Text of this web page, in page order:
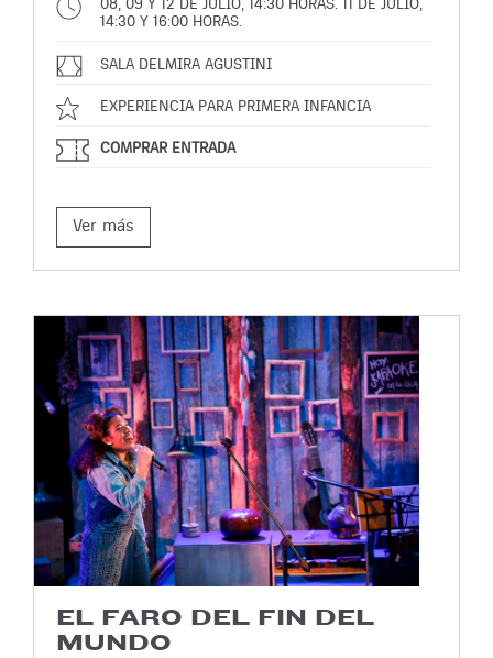
08, 09 Y 12 DE JULIO, 14:30 HORAS. 11 DE JULIO,
14:30 Y 16:00 HORAS.
SALA DELMIRA AGUSTINI
EXPERIENCIA PARA PRIMERA INFANCIA
COMPRAR ENTRADA
Ver más
EL FARO DEL FIN DEL
MUNDO